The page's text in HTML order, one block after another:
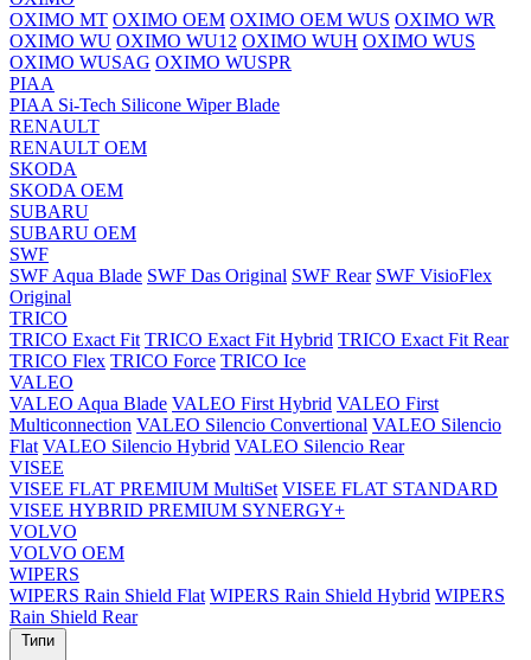
OXIMO MT OXIMO OEM OXIMO OEM WUS OXIMO WR
OXIMO WU OXIMO WU12 OXIMO WUH OXIMO WUS
OXIMO WUSAG OXIMO WUSPR
PIAA
PIAA Si-Tech Silicone Wiper Blade
RENAULT
RENAULT OEM
SKODA
SKODA OEM
SUBARU
SUBARU OEM
SWF
SWF Aqua Blade SWF Das Original SWF Rear SWF VisioFlex
Original
TRICO
TRICO Exact Fit TRICO Exact Fit Hybrid TRICO Exact Fit Rear
TRICO Flex TRICO Force TRICO Ice
VALEO
VALEO Aqua Blade VALEO First Hybrid VALEO First
Multiconnection VALEO Silencio Convertional VALEO Silencio
Flat VALEO Silencio Hybrid VALEO Silencio Rear
VISEE
VISEE FLAT PREMIUM MultiSet VISEE FLAT STANDARD
VISEE HYBRID PREMIUM SYNERGY+
VOLVO
VOLVO OEM
WIPERS
WIPERS Rain Shield Flat WIPERS Rain Shield Hybrid WIPERS
Rain Shield Rear
Типи